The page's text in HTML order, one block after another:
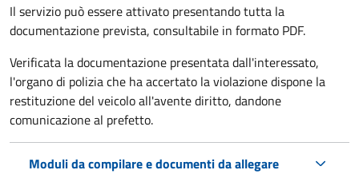
Il servizio può essere attivato presentando tutta la
documentazione prevista, consultabile in formato PDF.
Verificata la documentazione presentata dall'interessato,
l'organo di polizia che ha accertato la violazione dispone la
restituzione del veicolo all'avente diritto, dandone
comunicazione al prefetto.
Moduli da compilare e documenti da allegare